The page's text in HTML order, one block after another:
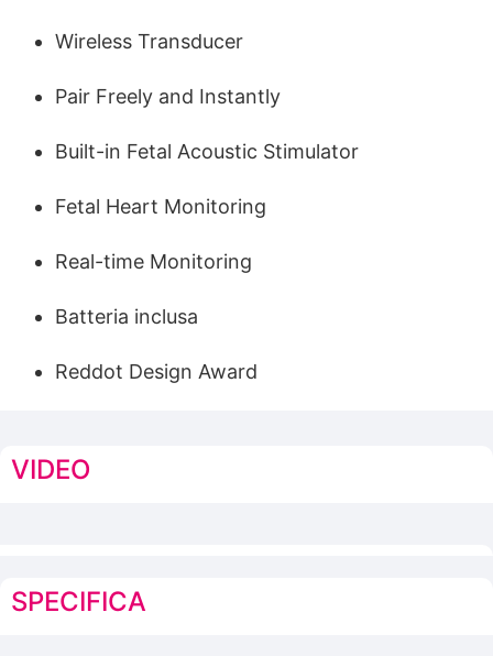
Wireless Transducer
Pair Freely and Instantly
Built-in Fetal Acoustic Stimulator
Fetal Heart Monitoring
Real-time Monitoring
Batteria inclusa
Reddot Design Award
VIDEO
SPECIFICA